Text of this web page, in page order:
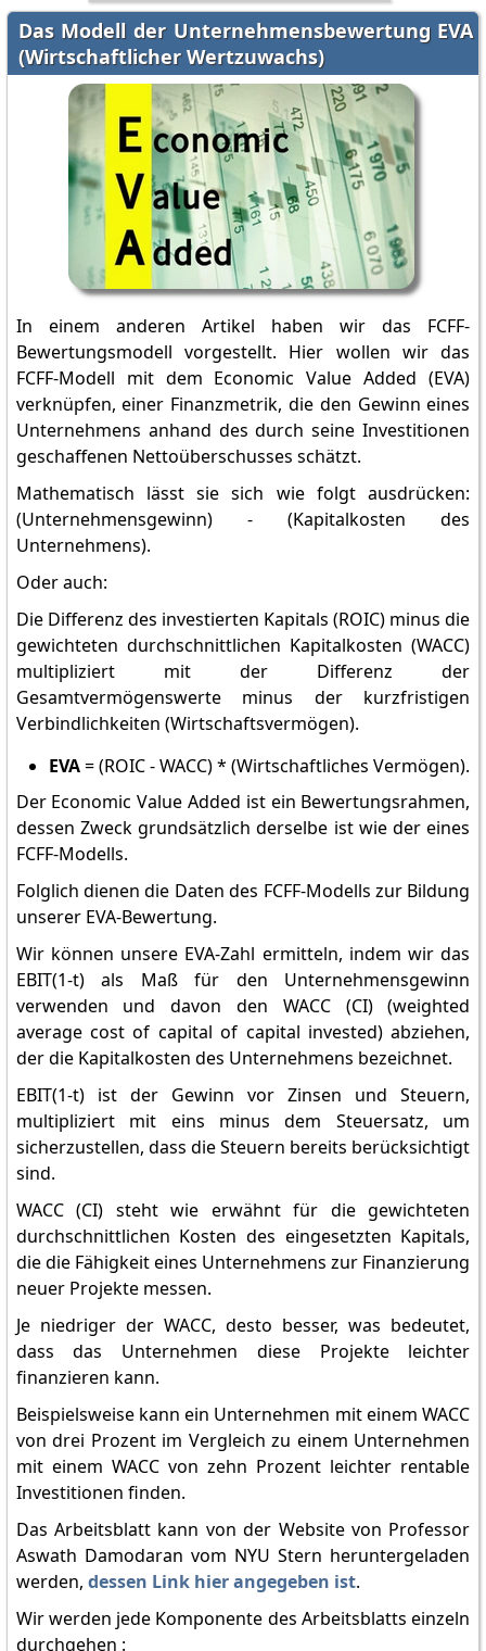
Das Modell der Unternehmensbewertung EVA
(Wirtschaftlicher Wertzuwachs)
In einem anderen Artikel haben wir das FCFF-
Bewertungsmodell vorgestellt. Hier wollen wir das
FCFF-Modell mit dem Economic Value Added (EVA)
verknüpfen, einer Finanzmetrik, die den Gewinn eines
Unternehmens anhand des durch seine Investitionen
geschaffenen Nettoüberschusses schätzt.
Mathematisch lässt sie sich wie folgt ausdrücken:
(Unternehmensgewinn) - (Kapitalkosten des
Unternehmens).
Oder auch:
Die Differenz des investierten Kapitals (ROIC) minus die
gewichteten durchschnittlichen Kapitalkosten (WACC)
multipliziert mit der Differenz der
Gesamtvermögenswerte minus der kurzfristigen
Verbindlichkeiten (Wirtschaftsvermögen).
EVA= (ROIC - WACC) * (Wirtschaftliches Vermögen).
Der Economic Value Added ist ein Bewertungsrahmen,
dessen Zweck grundsätzlich derselbe ist wie der eines
FCFF-Modells.
Folglich dienen die Daten des FCFF-Modells zur Bildung
unserer EVA-Bewertung.
Wir können unsere EVA-Zahl ermitteln, indem wir das
EBIT(1-t) als Maß für den Unternehmensgewinn
verwenden und davon den WACC (CI) (weighted
average cost of capital of capital invested) abziehen,
der die Kapitalkosten des Unternehmens bezeichnet.
EBIT(1-t) ist der Gewinn vor Zinsen und Steuern,
multipliziert mit eins minus dem Steuersatz, um
sicherzustellen, dass die Steuern bereits berücksichtigt
sind.
WACC (CI) steht wie erwähnt für die gewichteten
durchschnittlichen Kosten des eingesetzten Kapitals,
die die Fähigkeit eines Unternehmens zur Finanzierung
neuer Projekte messen.
Je niedriger der WACC, desto besser, was bedeutet,
dass das Unternehmen diese Projekte leichter
finanzieren kann.
Beispielsweise kann ein Unternehmen mit einem WACC
von drei Prozent im Vergleich zu einem Unternehmen
mit einem WACC von zehn Prozent leichter rentable
Investitionen finden.
Das Arbeitsblatt kann von der Website von Professor
Aswath Damodaran vom NYU Stern heruntergeladen
werden, dessen Link hier angegeben ist.
Wir werden jede Komponente des Arbeitsblatts einzeln
durchgehen :